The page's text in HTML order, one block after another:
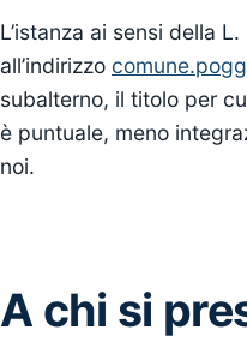
L’istanza ai sensi della
all’indirizzo
subalterno, il titolo per
è puntuale, meno
noi.
A chi si